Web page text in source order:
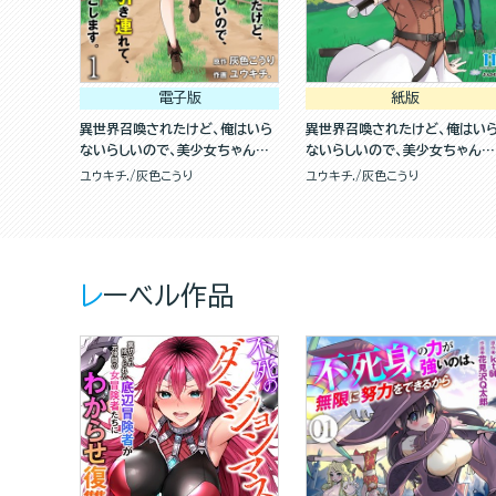
電子版
異世界召喚されたけど、俺はいら
ないらしいので、美少女ちゃんた
ち引き連れて、異世界と日本で楽
ユウキチ. 灰色こうり
紙版
異世界召喚されたけど、俺はい
ないらしいので、美少女ちゃんた
ち引き連れて、異世界と日本で
ユウキチ. 灰色こうり
レーベル作品